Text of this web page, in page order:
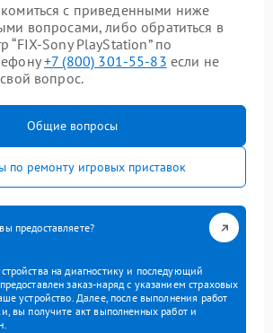
с приведенными ниже
вопросами, либо обратиться в
“FIX-Sony PlayStation” по
+7 (800) 301-55-83 если не
вопрос.
Общие вопросы
по ремонту игровых приставок
предоставляете?
на диагностику и последующий
заказ-наряд с указанием страховых
устройство. Далее, после выполнения работ
вы получите акт выполненных работ и